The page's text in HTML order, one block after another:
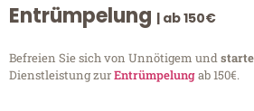
Entrümpelung | ab 150€
Befreien Sie sich von Unnötigem und
Dienstleistung zurEntrümpelungab 150€.